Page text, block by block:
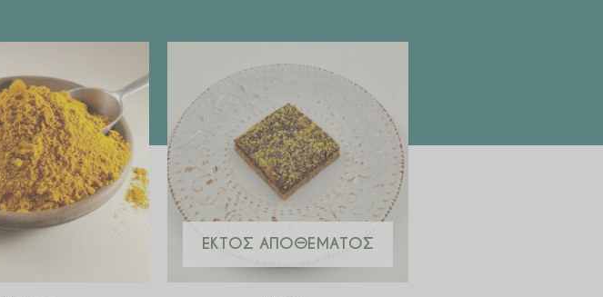
€ 2.99
through
€ 29.90
ΕΚΤΌΣ ΑΠΟΘΈΜΑΤΟΣ